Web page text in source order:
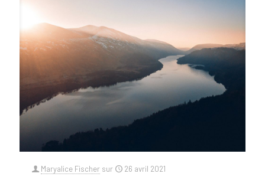
Maryalice Fischer sur 26 avril 2021